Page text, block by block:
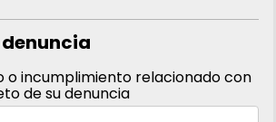
o incumplimiento relacionado con
de su denuncia